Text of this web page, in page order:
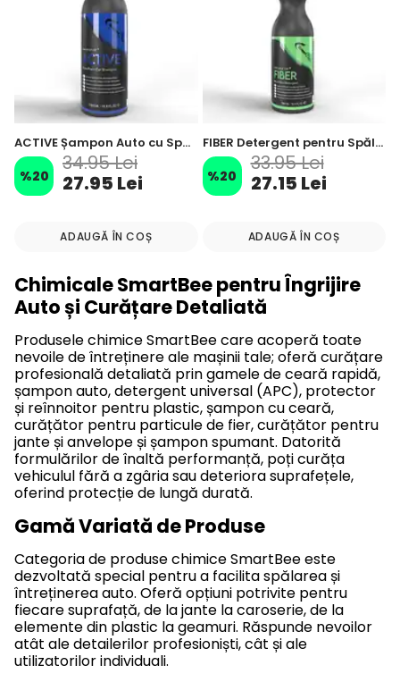
ACTIVE Șampon Auto cu Spumă Activă Concentrat – 1000 ml
%20
34.95 Lei
27.95 Lei
ADAUGĂ ÎN COȘ
FIBER Detergent pentru Spălarea, Întreținerea și Refacerea Lavetelor din Microfibră – 500 ml
%20
33.95 Lei
27.15 Lei
ADAUGĂ ÎN COȘ
Chimicale SmartBee pentru Îngrijire
Auto și Curățare Detaliată
Produsele chimice SmartBee care acoperă toate
nevoile de întreținere ale mașinii tale; oferă curățare
profesională detaliată prin gamele de ceară rapidă,
șampon auto, detergent universal (APC), protector
și reînnoitor pentru plastic, șampon cu ceară,
curățător pentru particule de fier, curățător pentru
jante și anvelope și șampon spumant. Datorită
formulărilor de înaltă performanță, poți curăța
vehiculul fără a zgâria sau deteriora suprafețele,
oferind protecție de lungă durată.
Gamă Variată de Produse
Categoria de produse chimice SmartBee este
dezvoltată special pentru a facilita spălarea și
întreținerea auto. Oferă opțiuni potrivite pentru
fiecare suprafață, de la jante la caroserie, de la
elemente din plastic la geamuri. Răspunde nevoilor
atât ale detailerilor profesioniști, cât și ale
utilizatorilor individuali.